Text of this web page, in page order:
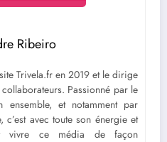
Ribeiro
Trivela.fr en 2019 et le dirige
Passionné par le
et notamment par
c’est avec toute son énergie et
vivre ce média de façon